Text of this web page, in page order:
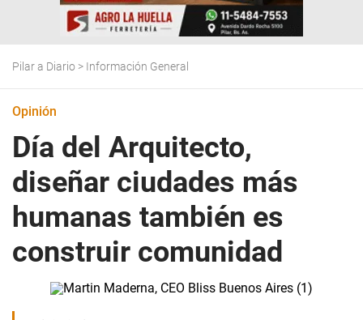
Pilar a Diario > Información General
Opinión
Día del Arquitecto,
diseñar ciudades más
humanas también es
construir comunidad